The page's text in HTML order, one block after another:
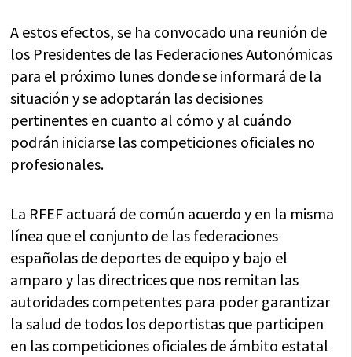
A estos efectos, se ha convocado una reunión de
los Presidentes de las Federaciones Autonómicas
para el próximo lunes donde se informará de la
situación y se adoptarán las decisiones
pertinentes en cuanto al cómo y al cuándo
podrán iniciarse las competiciones oficiales no
profesionales.
La RFEF actuará de común acuerdo y en la misma
línea que el conjunto de las federaciones
españolas de deportes de equipo y bajo el
amparo y las directrices que nos remitan las
autoridades competentes para poder garantizar
la salud de todos los deportistas que participen
en las competiciones oficiales de ámbito estatal